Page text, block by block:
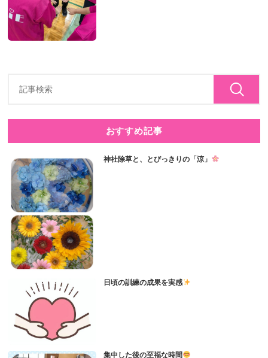
おすすめ記事
神社除草と、とびっきりの「涼」
日頃の訓練の成果を実感
集中した後の至福な時間